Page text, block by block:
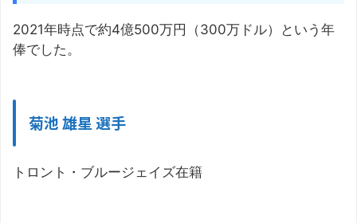
2021年時点で約4億500万円（300万ドル）という年
俸でした。
菊池 雄星 選手
トロント・ブルージェイズ在籍